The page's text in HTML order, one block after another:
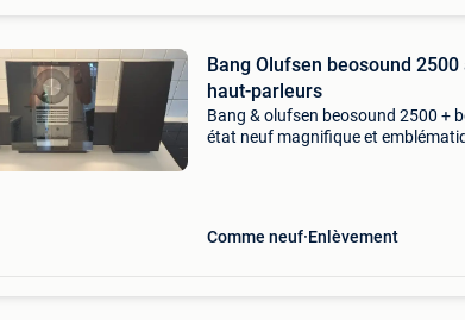
Bang Olufsen beosound 2500
haut-parleurs
Bang & olufsen beosound 2500 +
état neuf magnifique et
Comme neuf Enlèvement